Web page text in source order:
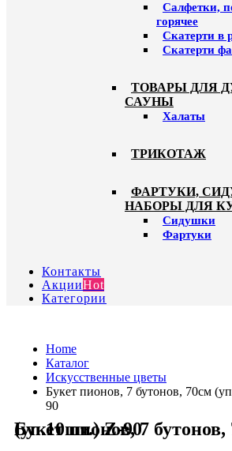
Салфетки,
горячее
Скатерти в
Скатерти
ТОВАРЫ ДЛЯ
САУНЫ
Халаты
ТРИКОТАЖ
ФАРТУКИ,
НАБОРЫ ДЛЯ
Сидушки
Фартуки
Контакты
АкцииHot
Категории
Home
Каталог
Искусственные цветы
Букет пионов, 7 бутонов, 70см
90
Букет пионов, 7 бутонов, 70см (уп.10шт.) Z-90